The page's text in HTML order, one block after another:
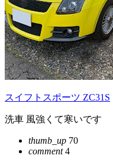
スイフトスポーツ ZC31S
洗車 風強くて寒いです
thumb_up 70
comment4